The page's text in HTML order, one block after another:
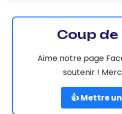
Coup
Aime notre page
soutenir !
👍 Mettre